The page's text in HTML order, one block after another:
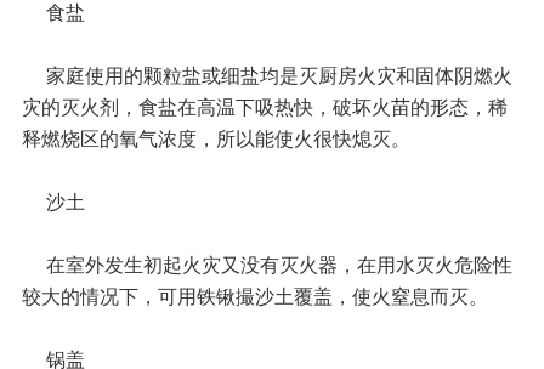
食盐
家庭使用的颗粒盐或细盐均是灭厨房火灾和固体阴燃火
灾的灭火剂，食盐在高温下吸热快，破坏火苗的形态，稀
释燃烧区的氧气浓度，所以能使火很快熄灭。
沙土
在室外发生初起火灾又没有灭火器，在用水灭火危险性
较大的情况下，可用铁锹撮沙土覆盖，使火窒息而灭。
锅盖